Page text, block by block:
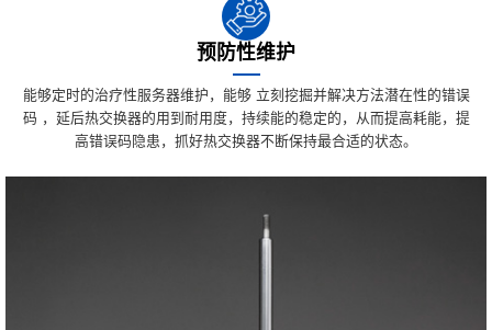
预防性维护
能够定时的治疗性服务器维护，能够 立刻挖掘并解决方法潜在性的错误
码 ，延后热交换器的用到耐用度，持续能的稳定的，从而提高耗能，提
高错误码隐患，抓好热交换器不断保持最合适的状态。